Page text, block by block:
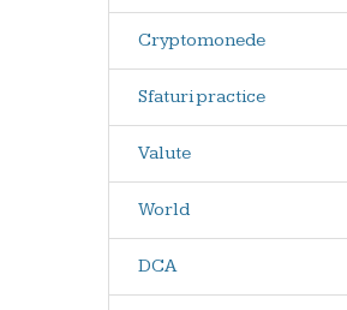
Cryptomonede
Sfaturi practice
Valute
World
DCA